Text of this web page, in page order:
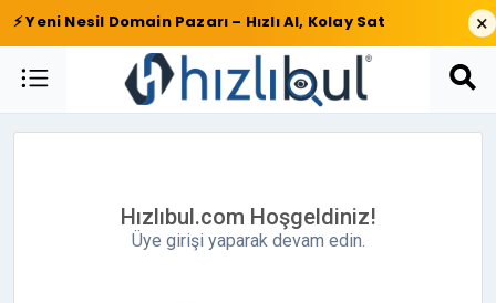
⚡ Yeni Nesil Domain Pazarı – Hızlı Al, Kolay Sat ×
Hızlıbul.com Hoşgeldiniz!
Üye girişi yaparak devam edin.